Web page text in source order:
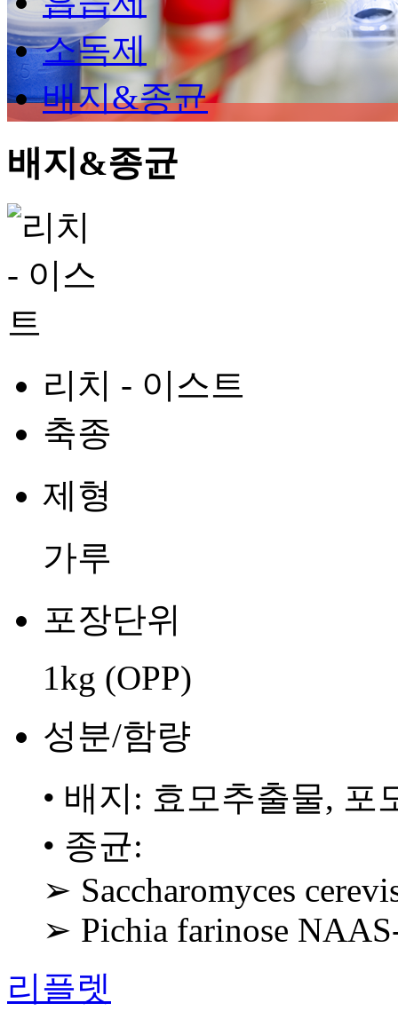
소독제
배지&종균
배지&종균
리치 - 이스트
축종
제형
가루
포장단위
1kg (OPP)
성분/함량
• 배지: 효모추출물, 포
• 종균:
➢ Saccharomyces
➢ Pichia farinose
리플렛